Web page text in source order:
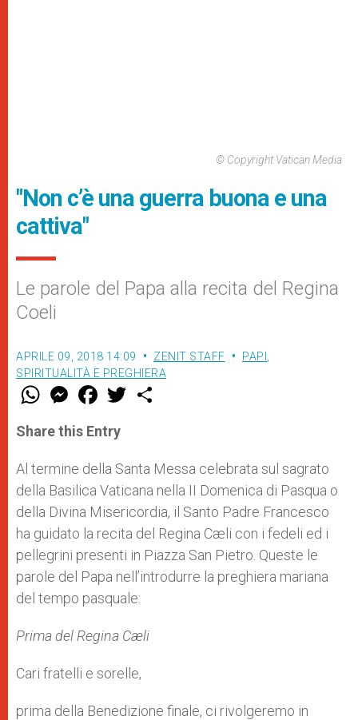
© Copyright Vatican Media
"Non c’è una guerra buona e una
cattiva"
Le parole del Papa alla recita del Regina
Coeli
APRILE 09, 2018 14:09 ZENIT STAFF PAPI
SPIRITUALITÀ E PREGHIERA
W
t
s
p
p
M
e
s
e
g
e
r
F
a
e
b
o
k
w
r
Share this Entry
Al termine della Santa Messa celebrata sul sagrato
della Basilica Vaticana nella II Domenica di Pasqua o
della Divina Misericordia, il Santo Padre Francesco
ha guidato la recita del Regina Cæli con i fedeli ed i
pellegrini presenti in Piazza San Pietro. Queste le
parole del Papa nell’introdurre la preghiera mariana
del tempo pasquale:
Prima del Regina Cæli
Cari fratelli e sorelle,
prima della Benedizione finale, ci rivolgeremo in